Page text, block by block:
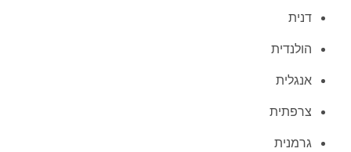
דנית
הולנדית
אנגלית
צרפתית
גרמנית